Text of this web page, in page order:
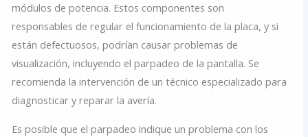
módulos de potencia. Estos componentes son
responsables de regular el funcionamiento de la placa, y si
están defectuosos, podrían causar problemas de
visualización, incluyendo el parpadeo de la pantalla. Se
recomienda la intervención de un técnico especializado para
diagnosticar y reparar la avería.
Es posible que el parpadeo indique un problema con los